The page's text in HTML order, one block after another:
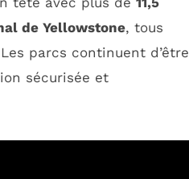
de Yellowstone, tous
parcs continuent d’être
sécurisée et